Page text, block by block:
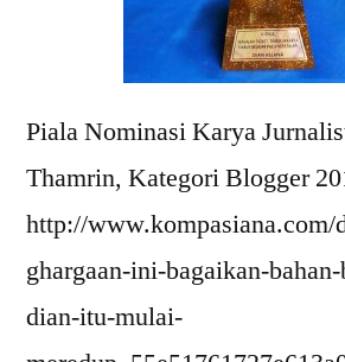
Piala Nominasi Karya
Thamrin, Kategori Blogger
http://www.kompasiana.com/
ghargaan-ini-bagaikan-
dian-itu-mulai-